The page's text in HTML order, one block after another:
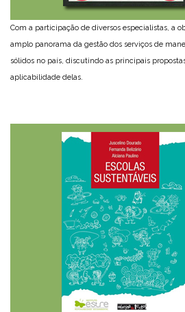
Com a participação de diversos especialistas, a
amplo panorama da gestão dos serviços de
sólidos no país, discutindo as principais
aplicabilidade delas.